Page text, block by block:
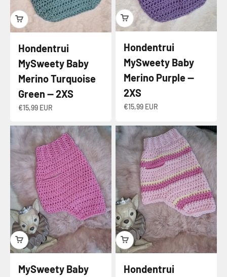
Hondentrui
MySweety Baby
Merino Turquoise
Green — 2XS
Angebot
€15,99 EUR
Hondentrui
MySweety Baby
Merino Purple —
2XS
Angebot
€15,99 EUR
MySweety Baby
Hondentrui